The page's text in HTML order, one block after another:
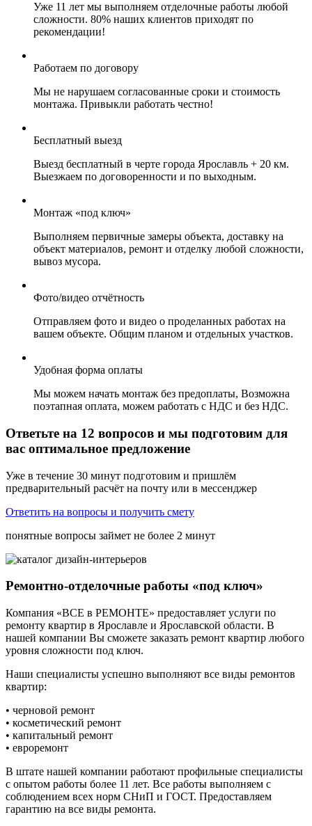
Уже 11 лет мы выполняем отделочные работы любой
сложности. 80% наших клиентов приходят по
рекомендации!
Работаем по договору
Мы не нарушаем согласованные сроки и стоимость
монтажа. Привыкли работать честно!
Бесплатный выезд
Выезд бесплатный в черте города Ярославль + 20 км.
Выезжаем по договоренности и по выходным.
Монтаж «под ключ»
Выполняем первичные замеры объекта, доставку на
объект материалов, ремонт и отделку любой сложности,
вывоз мусора.
Фото/видео отчётность
Отправляем фото и видео о проделанных работах на
вашем объекте. Общим планом и отдельных участков.
Удобная форма оплаты
Мы можем начать монтаж без предоплаты, Возможна
поэтапная оплата, можем работать с НДС и без НДС.
Ответьте на 12 вопросов и мы подготовим для
вас оптимальное предложение
Уже в течение 30 минут подготовим и пришлём
предварительный расчёт на почту или в мессенджер
Ответить на вопросы и получить смету
понятные вопросы займет не более 2 минут
Ремонтно-отделочные работы «под ключ»
Компания «ВСЕ в РЕМОНТЕ» предоставляет услуги по
ремонту квартир в Ярославле и Ярославской области. В
нашей компании Вы сможете заказать ремонт квартир любого
уровня сложности под ключ.
Наши специалисты успешно выполняют все виды ремонтов
квартир:
• черновой ремонт
• косметический ремонт
• капитальный ремонт
• евроремонт
В штате нашей компании работают профильные специалисты
с опытом работы более 11 лет. Все работы выполняем с
соблюдением всех норм СНиП и ГОСТ. Предоставляем
гарантию на все виды ремонта.